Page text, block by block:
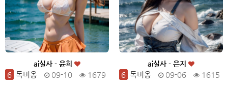
ai실사 - 윤희
6 독비옹 09-10 1679
ai실사 - 은지
6 독비옹 09-06 1615